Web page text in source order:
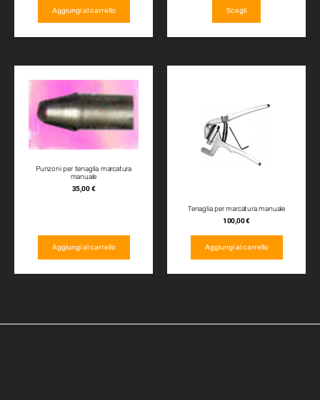
Aggiungi al carrello Scegli
Punzoni per tenaglia marcatura
manuale
35,00€
Aggiungi al carrello
Tenaglia per marcatura manuale
100,00€
Aggiungi al carrello